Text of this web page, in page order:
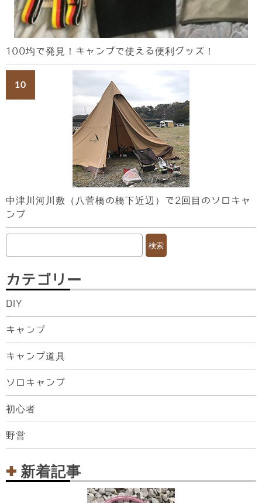
100均で発見！キャンプで使える便利グッズ！
中津川河川敷（八菅橋の橋下近辺）で2回目のソロキャ
ンプ
カテゴリー
DIY
キャンプ
キャンプ道具
ソロキャンプ
初心者
野営
新着記事